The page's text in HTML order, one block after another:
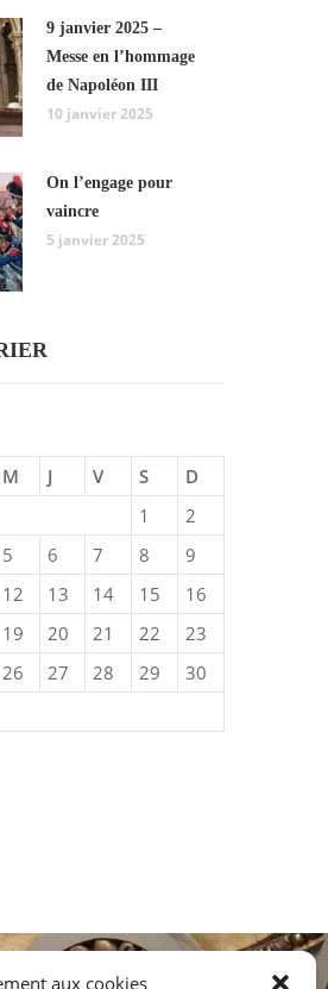
aux cookies
9 janvier 2025 –
Messe en l’hommage
de Napoléon III
10 janvier 2025
On l’engage pour
vaincre
5 janvier 2025
M J V S
D
1
2
5 6 7 8
9
12 13 14 15
16
19 20 21 22
23
26 27 28 29
30